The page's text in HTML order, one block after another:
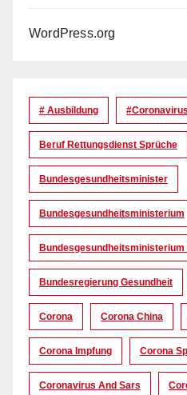
WordPress.org
# Ausbildung #coronavirus
Beruf Rettungsdienst Sprüche
Bundesgesundheitsminister
Bundesgesundheitsministerium
Bundesgesundheitsministerium
Bundesregierung Gesundheit
Corona Corona China
Corona Impfung Corona
Coronavirus And Sars